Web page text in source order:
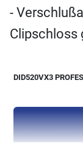
-
Clipschloss
DID520VX3